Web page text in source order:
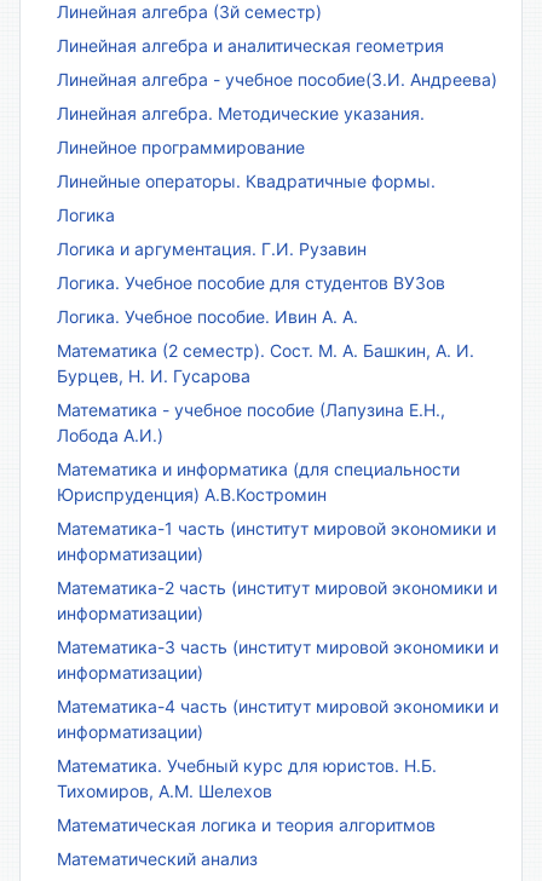
Линейная алгебра (3й семестр)
Линейная алгебра и аналитическая геометрия
Линейная алгебра - учебное пособие(З.И. Андреева)
Линейная алгебра. Методические указания.
Линейное программирование
Линейные операторы. Квадратичные формы.
Логика
Логика и аргументация. Г.И. Рузавин
Логика. Учебное пособие для студентов ВУЗов
Логика. Учебное пособие. Ивин А. А.
Математика (2 семестр). Сост. М. А. Башкин, А. И.
Бурцев, Н. И. Гусарова
Математика - учебное пособие (Лапузина Е.Н.,
Лобода А.И.)
Математика и информатика (для специальности
Юриспруденция) А.В.Костромин
Математика-1 часть (институт мировой экономики и
информатизации)
Математика-2 часть (институт мировой экономики и
информатизации)
Математика-3 часть (институт мировой экономики и
информатизации)
Математика-4 часть (институт мировой экономики и
информатизации)
Математика. Учебный курс для юристов. Н.Б.
Тихомиров, А.М. Шелехов
Математическая логика и теория алгоритмов
Математический анализ